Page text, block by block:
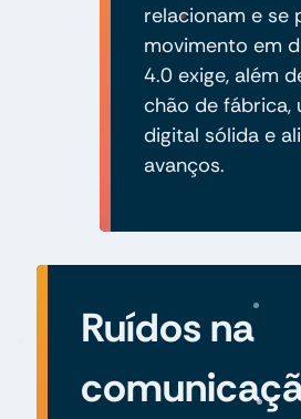
relacionam e se
movimento em
4.0 exige, além
chão de fábrica,
digital sólida e
avanços.
Ruídos na